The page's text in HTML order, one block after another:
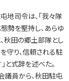
地司令は、「我々隊
勢を堅持し、あらゆ
秋田の郷土部隊とし
守り、信頼される駐
と式辞を述べた。
員から、秋田駐屯